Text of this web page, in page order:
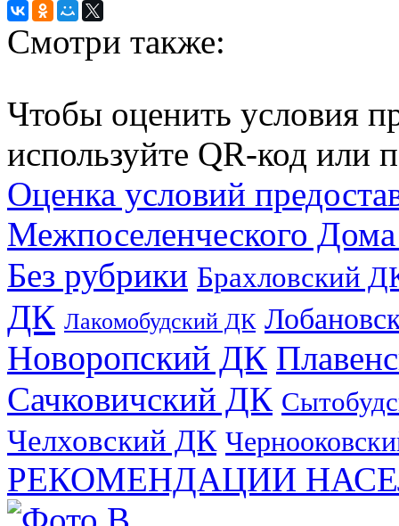
Смотри также:
Чтобы оценить условия
используйте QR-код или
Оценка условий
Межпоселенческого
Без рубрики Брахловский
ДК Лакомобудский ДК
Новоропский ДК
Сачковичский ДК
Челховский ДК
РЕКОМЕНДАЦИИ